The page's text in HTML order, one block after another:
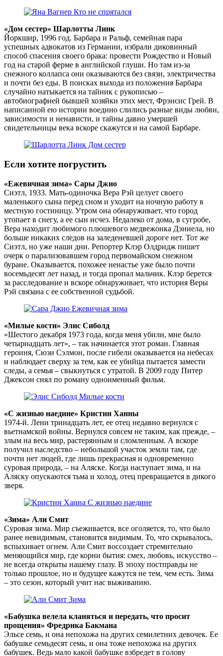
«Дом сестер» Шарлотты Линк
Йоркшир, 1996 год. Барбара и Ральф, семейная пара
успешных адвокатов из Германии, избрали диковинный
способ спасения своего брака: провести Рождество и Новый
год на старой ферме в английской глуши. Но там из-за
снежного коллапса они оказываются без связи, электричества
и почти без еды. В поисках выхода из положения Барбара
случайно натыкается на тайник с рукописью –
автобиографией бывшей хозяйки этих мест, Фрэнсис Грей. В
написанной ею истории воедино слились разные виды любви,
зависимости и ненависти, и тайны давно умершей
свидетельницы века вскоре скажутся и на самой Барбаре.
Если хотите погрустить
«Ежевичная зима» Сары Джио
Сиэтл, 1933. Мать-одиночка Вера Рэй целует своего
маленького сына перед сном и уходит на ночную работу в
местную гостиницу. Утром она обнаруживает, что город
утопает в снегу, а ее сын исчез. Недалеко от дома, в сугробе,
Вера находит любимого плюшевого медвежонка Дэниела, но
больше никаких следов на заледеневшей дороге нет. Тот же
Сиэтл, но уже наши дни. Репортер Клэр Олдридж пишет
очерк о парализовавшем город первомайском снежном
буране. Оказывается, похожее ненастье уже было почти
восемьдесят лет назад, и тогда пропал мальчик. Клэр берется
за расследование и вскоре обнаруживает, что история Веры
Рэй связана с ее собственной судьбой.
«Милые кости» Элис Сиболд
«Шестого декабря 1973 года, когда меня убили, мне было
четырнадцать лет», – так начинается этот роман. Главная
героиня, Сюзи Сэлмон, после гибели оказывается на небесах
и наблюдает сверху за тем, как ее убийца пытается замести
следы, а семья – свыкнуться с утратой. В 2009 году Питер
Джексон снял по роману одноименный фильм.
«С жизнью наедине» Кристин Ханны
1974-й. Лени тринадцать лет, ее отец недавно вернулся с
вьетнамской войны. Вернулся совсем не таким, как прежде, –
злым на весь мир, растерянным и сломленным. А вскоре
получил наследство – небольшой участок земли там, где
почти нет людей, где лишь прекрасная и одновременно
суровая природа, – на Аляске. Когда наступает зима, и на
Аляску опускаются тьма и холод, отец превращается в дикого
зверя.
«Зима» Али Смит
Суровая зима. Мир съеживается, все оголяется, то, что было
ранее невидимым, становится видимым. То, что скрывалось,
вспыхивает огнем. Али Смит воссоздает стремительно
меняющийся мир, где корни бытия: смех, любовь, искусство –
не всегда открыты нашему глазу. В эпоху постправды не
только прошлое, но и будущее кажутся не тем, чем есть. Зима
– это сезон, который учит нас выживанию.
«Бабушка велела кланяться и передать, что просит
прощения» Фредрика Бакмана
Эльсе семь, и она непохожа на других семилетних девочек. Ее
бабушке семьдесят семь, и она тоже непохожа на других
бабушек. Ведь мало какой бабушке взбредет в голову